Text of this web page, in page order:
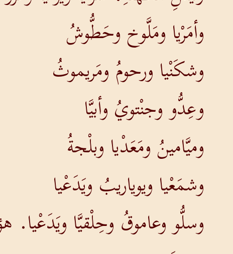
وأمَرْيا ومَلَّوخ وحَطُّوشُ
وشكَنْيا ورحومُ ومَريموثُ
وعِدُّو وجنْتويُ وأبيَّا
وميَّامينُ ومَعَدْيا وبلْجةُ
وشمَعْيا ويوياريبُ ويَدَعْيا
وسلُّو وعاموقُ وحِلْقيَّا ويَدَعْيا.